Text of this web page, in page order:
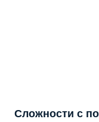
Сложности с